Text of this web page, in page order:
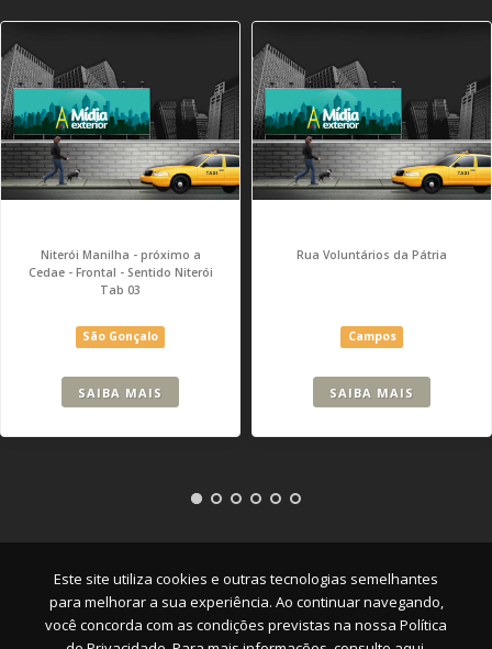
Este site utiliza cookies e outras tecnologias semelhantes
para melhorar a sua experiência. Ao continuar navegando,
você concorda com as condições previstas na nossa Política
Niterói Manilha - próximo a
Cedae - Frontal - Sentido Niterói
Tab 03
São Gonçalo
SAIBA MAIS
Rua Voluntários da Pátria
Campos
SAIBA MAIS
Empresa|Serviços|Pontos|Contato